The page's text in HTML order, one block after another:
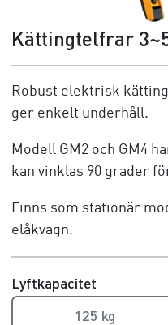
Kättingtelfrar
Robust elektrisk
ger enkelt underhåll.
Modell GM2 och GM4
kan vinklas 90 grader
Finns som stationär
elåkvagn.
Lyftkapacitet
125 kg